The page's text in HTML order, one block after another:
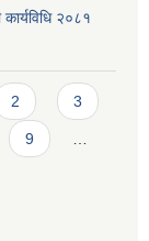
२०८१
2 3
9 …